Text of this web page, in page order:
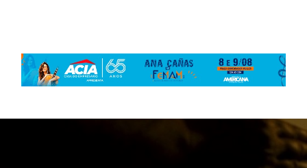
Prefeituras